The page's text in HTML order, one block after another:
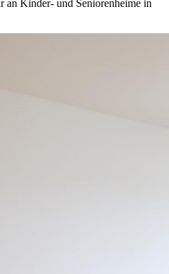
an Kinder- und Seniorenheime in